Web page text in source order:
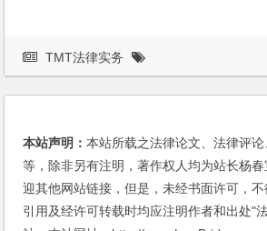
TMT法律实务
本站声明：本站所载之法律论文、法律评
等，除非另有注明，著作权人均为站长杨
迎其他网站链接，但是，未经书面许可，不
引用及经许可转载时均应注明作者和出处"